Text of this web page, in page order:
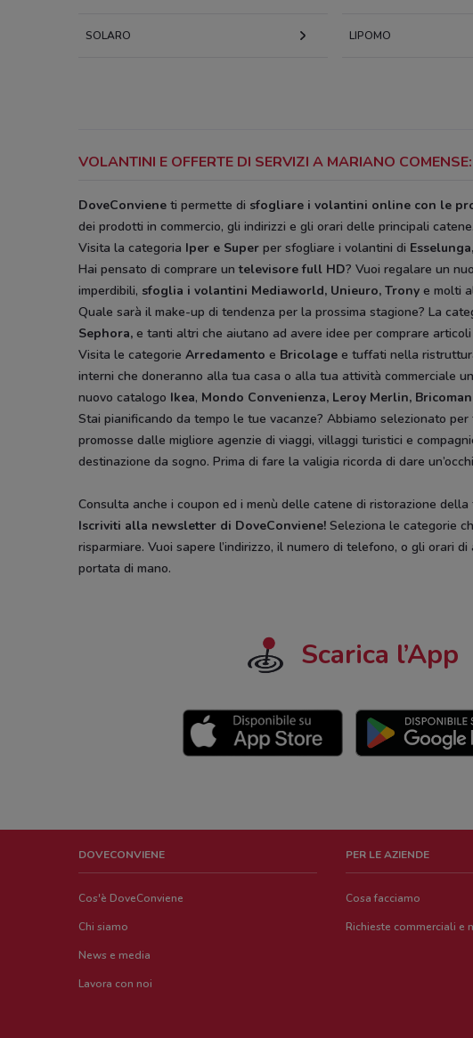
SOLARO LIPOMO
VOLANTINI E OFFERTE DI SERVIZI A MARIANO
DoveConviene ti permette di sfogliare i volantini online con le
dei prodotti in commercio, gli indirizzi e gli orari delle principali catene.
Visita la categoria Iper e Super per sfogliare i volantini di
Hai pensato di comprare untelevisore full HD? Vuoi regalare un
imperdibili, sfoglia i volantini Mediaworld, Unieuro, Trony e molti
Quale sarà il make-up di tendenza per la prossima stagione? La
Sephora, e tanti altri che aiutano ad avere idee per comprare
Visita le categorie Arredamento e Bricolage e tuffati nella
interni che doneranno alla tua casa o alla tua attività commerciale
nuovo catalogo Ikea, Mondo Convenienza, Leroy Merlin, Bricoman
Stai pianificando da tempo le tue vacanze? Abbiamo selezionato
promosse dalle migliore agenzie di viaggi, villaggi turistici e
destinazione da sogno. Prima di fare la valigia ricorda di dare
Consulta anche i coupon ed i menù delle catene di ristorazione
Iscriviti alla newsletter di DoveConviene! Seleziona le categorie
risparmiare. Vuoi sapere l’indirizzo, il numero di telefono, o gli orari
portata di mano.
Scarica l’App
DOVECONVIENE
Cos'è DoveConviene
Chi siamo
News e media
Lavora con noi
PER LE AZIENDE
Cosa facciamo
Richieste commerciali e